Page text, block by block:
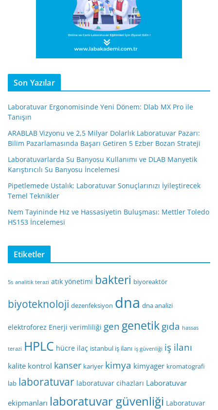
Son Yazılar
Laboratuvar Ergonomisinde Yeni Dönem: Dlab MX Pro ile
Tanışın
ARABLAB Vizyonu ve 2,5 Milyar Dolarlık Laboratuvar Pazarı:
Bilim Pazarlamasında Başarı Getiren 5 Ezber Bozan Strateji
Laboratuvarlarda Su Banyosu Kullanımı ve DLAB Manyetik
Karıştırıcılı Su Banyosu İncelemesi
Pipetlemede Ustalık: Laboratuvar Sonuçlarınızı İyileştirecek
Temel Teknikler
Nem Tayininde Hız ve Hassasiyetin Buluşması: Mettler Toledo
HS153 İncelemesi
Etiketler
5s analitik terazi atık yönetimi bakteri biyoreaktör
biyoteknoloji dezenfeksiyon dna dna analizi
elektroforez Enerji verimliliği gen genetikgıda hassas
terazi HPLC hücre ilaç istanbul iş ilanı iş güvenliği iş ilanı
kalite kontrol kanser kariyer kimya kimyager kromatografi
lab laboratuvar laboratuvar cihazları Laboratuvar
ekipmanları laboratuvar güvenliği Laboratuvar